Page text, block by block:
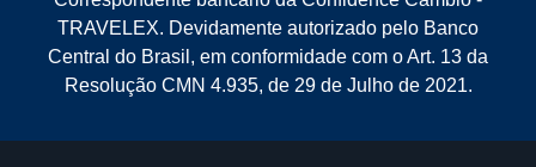
TRAVELEX. Devidamente autorizado pelo Banco
Central do Brasil, em conformidade com o Art. 13 da
Resolução CMN 4.935, de 29 de Julho de 2021.